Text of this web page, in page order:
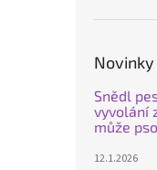
Novinky
Snědl
vyvolání
může
12.1.2026